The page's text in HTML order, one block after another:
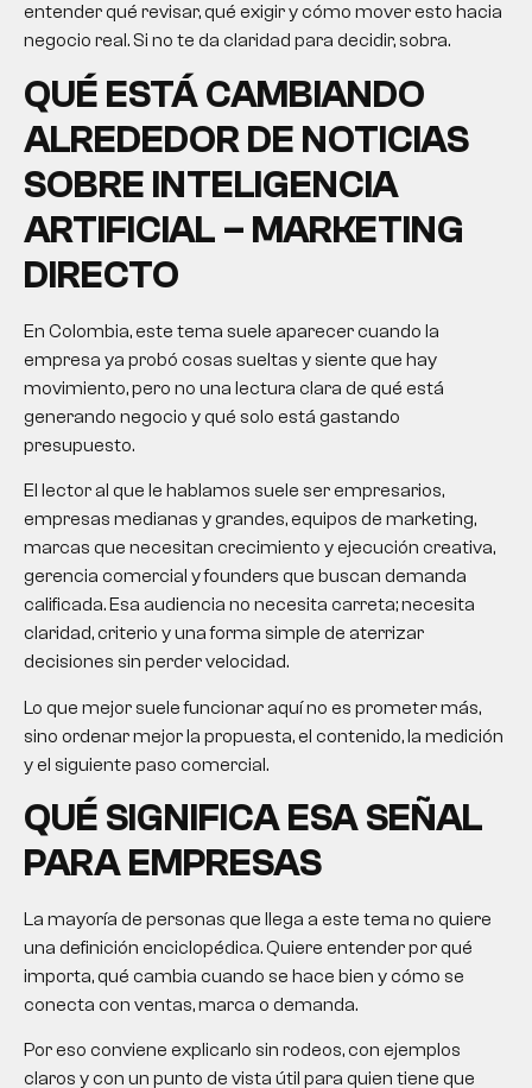
entender qué revisar, qué exigir y cómo mover esto hacia
negocio real. Si no te da claridad para decidir, sobra.
QUÉ ESTÁ CAMBIANDO
ALREDEDOR DE NOTICIAS
SOBRE INTELIGENCIA
ARTIFICIAL – MARKETING
DIRECTO
En Colombia, este tema suele aparecer cuando la
empresa ya probó cosas sueltas y siente que hay
movimiento, pero no una lectura clara de qué está
generando negocio y qué solo está gastando
presupuesto.
El lector al que le hablamos suele ser empresarios,
empresas medianas y grandes, equipos de marketing,
marcas que necesitan crecimiento y ejecución creativa,
gerencia comercial y founders que buscan demanda
calificada. Esa audiencia no necesita carreta; necesita
claridad, criterio y una forma simple de aterrizar
decisiones sin perder velocidad.
Lo que mejor suele funcionar aquí no es prometer más,
sino ordenar mejor la propuesta, el contenido, la medición
y el siguiente paso comercial.
QUÉ SIGNIFICA ESA SEÑAL
PARA EMPRESAS
La mayoría de personas que llega a este tema no quiere
una definición enciclopédica. Quiere entender por qué
importa, qué cambia cuando se hace bien y cómo se
conecta con ventas, marca o demanda.
Por eso conviene explicarlo sin rodeos, con ejemplos
claros y con un punto de vista útil para quien tiene que